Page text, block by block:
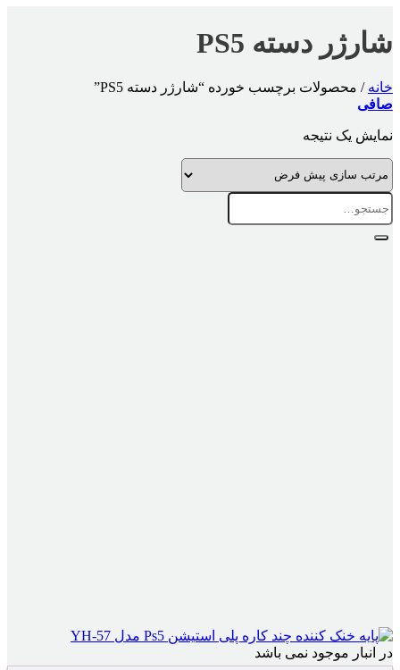
شارژر دسته PS5
خانه / محصولات برچسب خورده “شارژر دسته PS5”
صافی
نمایش یک نتیجه
جستجو
برای:
در انبار موجود نمی باشد